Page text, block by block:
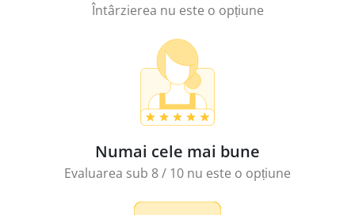
Întârzierea nu este o opțiune
Numai cele mai bune
Evaluarea sub 8 / 10 nu este o opțiune